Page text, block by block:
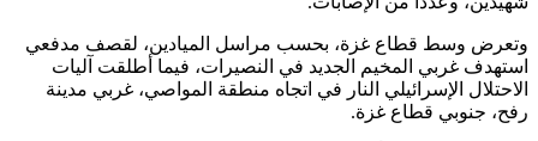
وتعرض وسط قطاع غزة، بحسب مراسل الميادين، لقصف مدفعي
استهدف غربي المخيم الجديد في النصيرات، فيما أطلقت آليات
الاحتلال الإسرائيلي النار في اتجاه منطقة المواصي، غربي مدينة
رفح، جنوبي قطاع غزة.